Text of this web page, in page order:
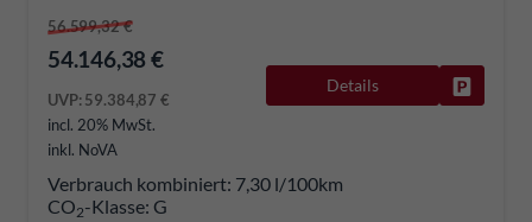
56.599,32 €
54.146,38 €
UVP:59.384,87 €
incl. 20% MwSt.
inkl. NoVA
Details
Verbrauch kombiniert: 7,30 l/100km
CO2-Klasse: G